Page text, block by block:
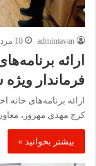
admintavan 10 مرداد 1405
ارائه
فرماندار
ارائه برنامه‌های خانه
کرج مهدی مهرور، معاون
بیشتر بخوانید »